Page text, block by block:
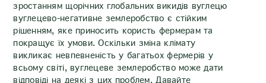
зростанням щорічних глобальних викидів вуглецю
вуглецево-негативне землеробство є стійким
рішенням, яке приносить користь фермерам та
покращує їх умови. Оскільки зміна клімату
викликає невпевненість у багатьох фермерів у
всьому світі, вуглецеве землеробство може дати
відповіді на деякі з цих проблем. Давайте